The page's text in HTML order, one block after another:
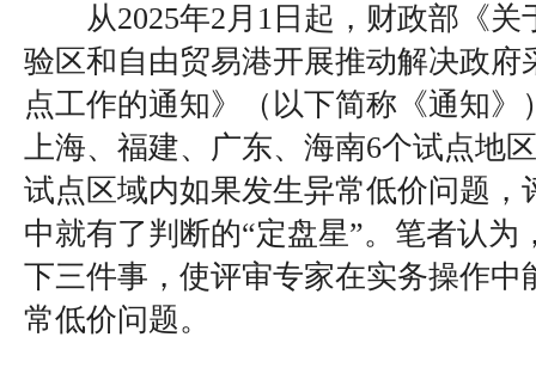
从2025年2月1日起，财政部《关
验区和自由贸易港开展推动解决政府
点工作的通知》（以下简称《通知》
上海、福建、广东、海南6个试点地
试点区域内如果发生异常低价问题，
中就有了判断的“定盘星”。笔者认为
下三件事，使评审专家在实务操作中
常低价问题。